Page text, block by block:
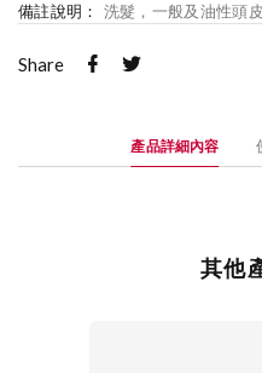
備註說明：
洗髮，一般及油性頭
Share
產品詳細內容
其他